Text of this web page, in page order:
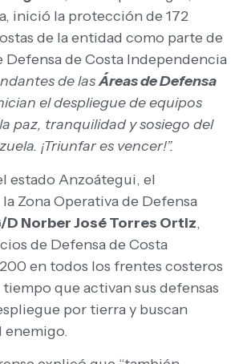
inició la protección de 172
de la entidad como parte de
Defensa de Costa Independencia
de lasÁreas de Defensa
el despliegue de equipos
paz, tranquilidad y sosiego del
¡Triunfar es vencer!”.
estado Anzoátegui, el
Zona Operativa de Defensa
D Norber José Torres Ortiz,
de Defensa de Costa
en todos los frentes costeros
que activan sus defensas
por tierra y buscan
enemigo.